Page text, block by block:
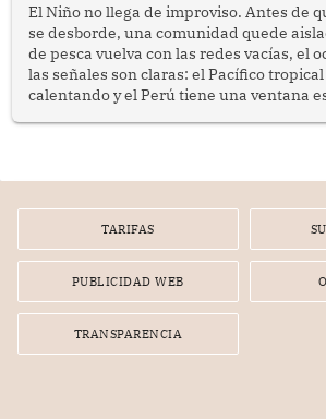
El Niño no llega de improviso. Antes de
se desborde, una comunidad quede
de pesca vuelva con las redes vacías, el
las señales son claras: el Pacífico tropical
calentando y el Perú tiene una ventana
TARIFAS
PUBLICIDAD WEB
TRANSPARENCIA